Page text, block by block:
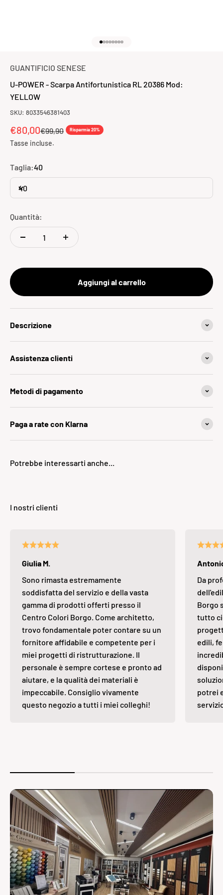
GUANTIFICIO SENESE
U-POWER - Scarpa Antifortunistica RL 20386 Mod:
YELLOW
SKU: 8033546381403
Prezzo scontato
€80,00Prezzo
€99,90 Risparmia 20%
Tasse incluse.
Taglia:40
40
Quantità:
Aggiungi al carrello
Descrizione
Assistenza clienti
Metodi di pagamento
Paga a rate con Klarna
Giulia M.
Sono rimasta estremamente
soddisfatta del servizio e della vasta
gamma di prodotti offerti presso il
Centro Colori Borgo. Come architetto,
trovo fondamentale poter contare su un
fornitore affidabile e competente per i
miei progetti di ristrutturazione. Il
personale è sempre cortese e pronto ad
aiutare, e la qualità dei materiali è
impeccabile. Consiglio vivamente
questo negozio a tutti i miei colleghi!
Da
Borgo
tutto
edili,
potrei